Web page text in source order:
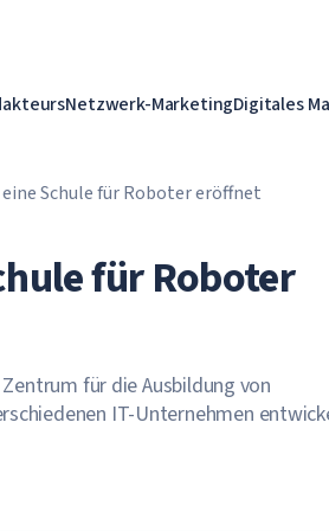
Netzwerk-MarketingDigitales
Schule für Roboter eröffnet
für Roboter
für die Ausbildung von
IT-Unternehmen